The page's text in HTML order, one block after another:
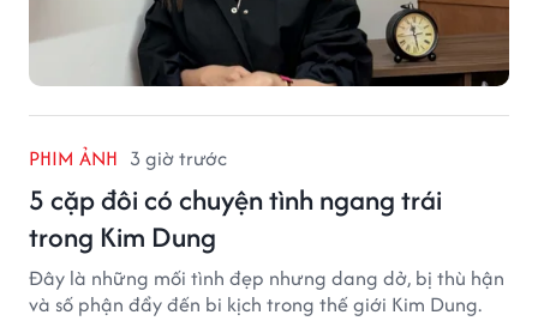
PHIM ẢNH 3 giờ trước
5 cặp đôi có chuyện tình ngang trái
trong Kim Dung
Đây là những mối tình đẹp nhưng dang dở, bị thù hận
và số phận đẩy đến bi kịch trong thế giới Kim Dung.